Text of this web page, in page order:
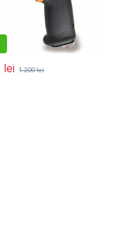
lei 1.200lei